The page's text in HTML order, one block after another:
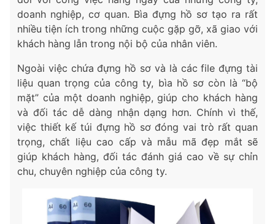
doanh nghiệp, cơ quan. Bìa đựng hồ sơ tạo ra rất
nhiều tiện ích trong những cuộc gặp gỡ, xã giao với
khách hàng lẫn trong nội bộ của nhân viên.
Ngoài việc chứa đựng hồ sơ và là các file đựng tài
liệu quan trọng của công ty, bìa hồ sơ còn là “bộ
mặt” của một doanh nghiệp, giúp cho khách hàng
và đối tác dễ dàng nhận dạng hơn. Chính vì thế,
việc thiết kế túi đựng hồ sơ đóng vai trò rất quan
trọng, chất liệu cao cấp và mẫu mã đẹp mắt sẽ
giúp khách hàng, đối tác đánh giá cao về sự chỉn
chu, chuyên nghiệp của công ty.